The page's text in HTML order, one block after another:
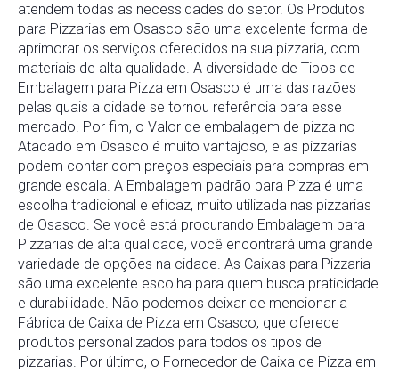
atendem todas as necessidades do setor. Os Produtos
para Pizzarias em Osasco são uma excelente forma de
aprimorar os serviços oferecidos na sua pizzaria, com
materiais de alta qualidade. A diversidade de Tipos de
Embalagem para Pizza em Osasco é uma das razões
pelas quais a cidade se tornou referência para esse
mercado. Por fim, o Valor de embalagem de pizza no
Atacado em Osasco é muito vantajoso, e as pizzarias
podem contar com preços especiais para compras em
grande escala. A Embalagem padrão para Pizza é uma
escolha tradicional e eficaz, muito utilizada nas pizzarias
de Osasco. Se você está procurando Embalagem para
Pizzarias de alta qualidade, você encontrará uma grande
variedade de opções na cidade. As Caixas para Pizzaria
são uma excelente escolha para quem busca praticidade
e durabilidade. Não podemos deixar de mencionar a
Fábrica de Caixa de Pizza em Osasco, que oferece
produtos personalizados para todos os tipos de
pizzarias. Por último, o Fornecedor de Caixa de Pizza em